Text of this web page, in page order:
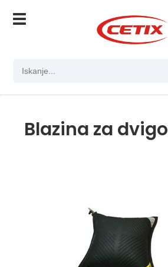
Blazina za